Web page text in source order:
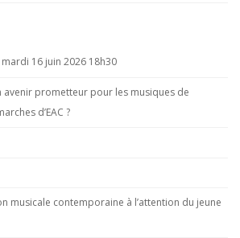
16 juin 2026 18h30
avenir prometteur pour les musiques de
d’EAC ?
musicale contemporaine à l’attention du jeune